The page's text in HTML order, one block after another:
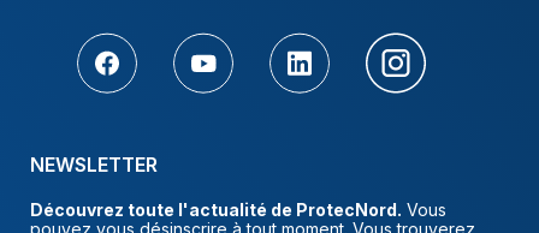
NEWSLETTER
Découvrez toute l'actualité de ProtecNord. Vous